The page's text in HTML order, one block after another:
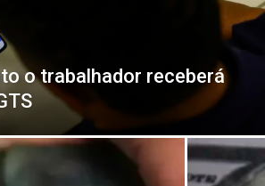
o trabalhador receberá